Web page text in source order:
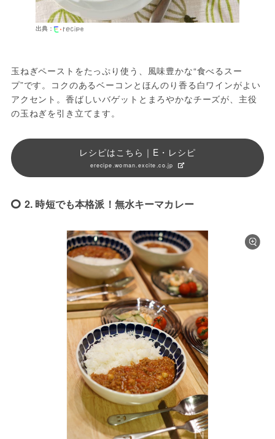
出典：
玉ねぎペーストをたっぷり使う、風味豊かな“食べるスー
プ”です。コクのあるベーコンとほんのり香る白ワインがよい
アクセント。香ばしいバゲットとまろやかなチーズが、主役
の玉ねぎを引き立てます。
レシピはこちら｜E・レシピ
erecipe.woman.excite.co.jp
2. 時短でも本格派！無水キーマカレー